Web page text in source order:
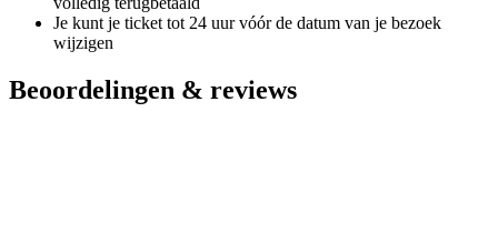
Je kunt je ticket tot 24 uur vóór de datum van je bezoek
wijzigen
Beoordelingen & reviews